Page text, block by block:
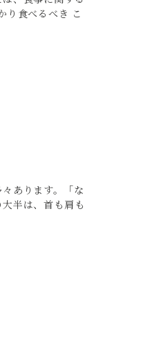
り食べるべき こ
あります。「な
半は、首も肩も